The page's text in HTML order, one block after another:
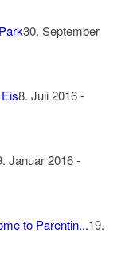
30. September
8. Juli 2016 -
Januar 2016 -
to Parentin...19.